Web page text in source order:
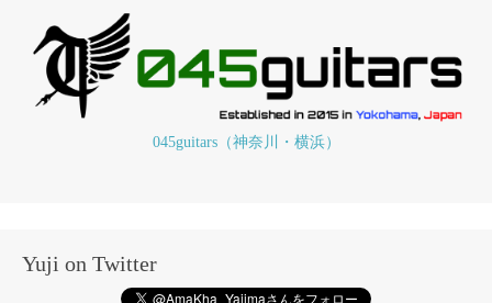
045guitars（神奈川・横浜）
Yuji on Twitter